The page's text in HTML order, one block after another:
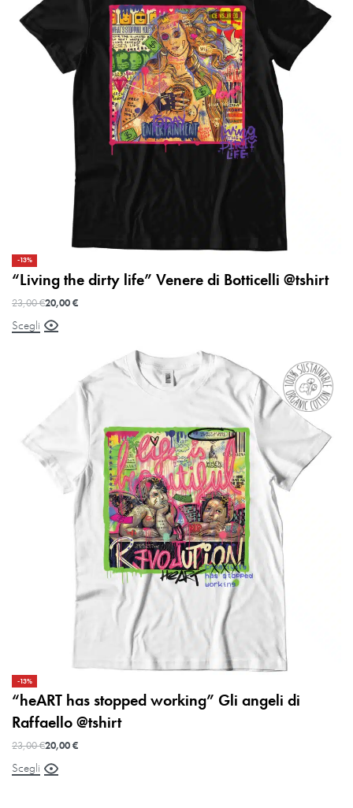
-13%
“Living the dirty life” Venere di Botticelli @tshirt
23,00€20,00€
Scegli
-13%
“heART has stopped working” Gli angeli di
Raffaello @tshirt
23,00€20,00€
Scegli